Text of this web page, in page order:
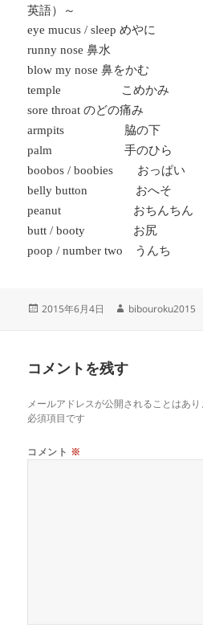
英語）～
eye mucus / sleepめやに
runny nose鼻水
blow my nose鼻をかむ
temple こめかみ
sore throatのどの痛み
armpits 脇の下
palm 手のひら
boobos / boobies おっぱい
belly button おへそ
peanut おちんちん
butt / booty お尻
poop / number two うんち
投
2015年6月4日
作
bibouroku2015
コメントを残す
メールアドレスが公開されることはあり
必須項目です
コメント ※